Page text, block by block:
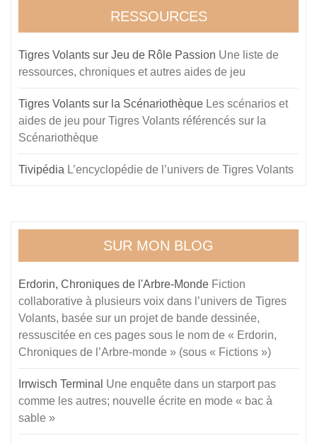
RESSOURCES
Tigres Volants sur Jeu de Rôle Passion Une liste de
ressources, chroniques et autres aides de jeu
Tigres Volants sur la Scénariothèque Les scénarios et
aides de jeu pour Tigres Volants référencés sur la
Scénariothèque
Tivipédia L’encyclopédie de l’univers de Tigres Volants
SUR MON BLOG
Erdorin, Chroniques de l'Arbre-Monde Fiction
collaborative à plusieurs voix dans l’univers de Tigres
Volants, basée sur un projet de bande dessinée,
ressuscitée en ces pages sous le nom de « Erdorin,
Chroniques de l’Arbre-monde » (sous « Fictions »)
Irrwisch Terminal Une enquête dans un starport pas
comme les autres; nouvelle écrite en mode « bac à
sable »